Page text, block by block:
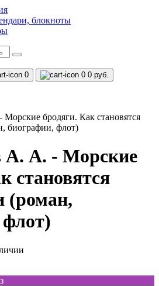
блокноты
0 0 0 руб.
бродяги. Как становятся
биографии, флот)
А. А. - Морские
становятся
(роман,